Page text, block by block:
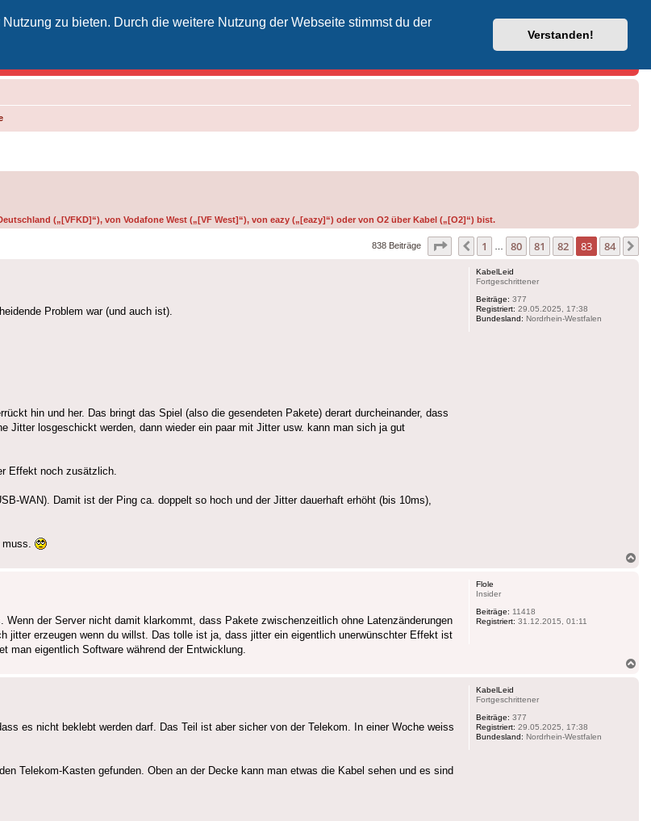
zu bieten. Durch die weitere Nutzung der Webseite stimmst du der
Verstanden!
Vodafone-Kabel-Helpdesk
(„[VFKD]“), von Vodafone West („[VF West]“), von eazy („[eazy]“) oder von O2 über Kabel („[O2]“) bist.
838 Beiträge Seite 83 84
Vorherige
1 80 81 82 83 84
KabelLeid
Fortgeschrittener
Beiträge: 377
Registriert: 29.05.2025, 17:38
Bundesland: Nordrhein-Westfalen
Problem war (und auch ist).
hin und her. Das bringt das Spiel (also die gesendeten Pakete) derart durcheinander, dass
Jitter losgeschickt werden, dann wieder ein paar mit Jitter usw. kann man sich ja gut
Effekt noch zusätzlich.
WAN). Damit ist der Ping ca. doppelt so hoch und der Jitter dauerhaft erhöht (bis 10ms),
Flole
Insider
Beiträge: 11418
Registriert: 31.12.2015, 01:11
der Server nicht damit klarkommt, dass Pakete zwischenzeitlich ohne Latenzänderungen
erzeugen wenn du willst. Das tolle ist ja, dass jitter ein eigentlich unerwünschter Effekt ist
man eigentlich Software während der Entwicklung.
KabelLeid
Fortgeschrittener
Beiträge: 377
Registriert: 29.05.2025, 17:38
Bundesland: Nordrhein-Westfalen
es nicht beklebt werden darf. Das Teil ist aber sicher von der Telekom. In einer Woche weiss
Telekom-Kasten gefunden. Oben an der Decke kann man etwas die Kabel sehen und es sind